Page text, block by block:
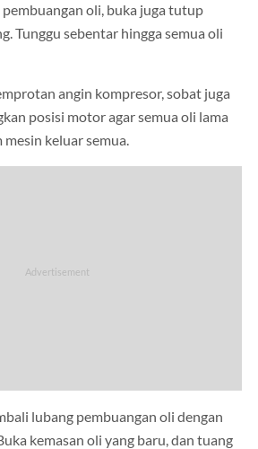
oli, buka juga tutup
Tunggu sebentar hingga semua oli
angin kompresor, sobat juga
posisi motor agar semua oli lama
keluar semua.
lubang pembuangan oli dengan
kemasan oli yang baru, dan tuang